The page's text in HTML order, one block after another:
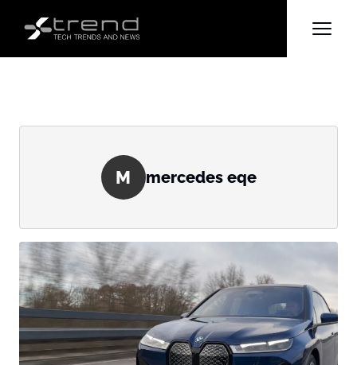
M mercedes eqe